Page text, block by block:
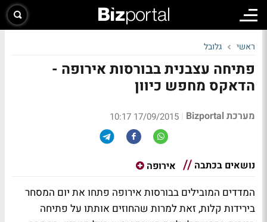
ראשי גלובל
פתיחה עצבנית בבורסות אירופה -
הדאקס מחפש כיוון
מערכת Bizportal |
17/09/2015 10:17
נושאים בכתבה אירופה
המדדים המובילים בבורסות אירופה פתחו את יום המסחר
בירידות קלות, זאת למרות שהחוזים אותתו על פתיחה